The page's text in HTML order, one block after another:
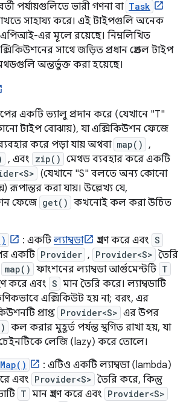
পর্যায়গুলিতে ভারী গণনা বা Task
সাহায্য করে। এই টাইপগুলি অনেক
এপিআই-এর মূলে রয়েছে। নিম্নলিখিত
সাথে জড়িত প্রধান গ্রেডল টাইপ
অন্তর্ভুক্ত করা হয়েছে।
একটি ভ্যালু প্রদান করে (যেখানে "T"
টাইপ বোঝায়), যা এক্সিকিউশন ফেজে
করে পড়া যায় অথবা map() ,
, এবং zip() মেথড ব্যবহার করে একটি
(যেখানে "S" বলতে অন্য কোনো
রূপান্তর করা যায়। উল্লেখ্য যে,
ফেজে get() কখনোই কল করা উচিত
: একটি ল্যাম্বডা গ্রহণ করে এবং S
একটি Provider , Provider<S> তৈরি
map() ফাংশনের ল্যাম্বডা আর্গুমেন্টটি T
করে এবং S মান তৈরি করে। ল্যাম্বডাটি
এক্সিকিউট হয় না; বরং, এর
প্রাপ্ত Provider<S> এর উপর
কল করার মুহূর্ত পর্যন্ত স্থগিত রাখা হয়, যা
লেজি (lazy) করে তোলে।
: এটিও একটি ল্যাম্বডা (lambda)
এবং Provider<S> তৈরি করে, কিন্তু
T মান গ্রহণ করে এবং Provider<S>